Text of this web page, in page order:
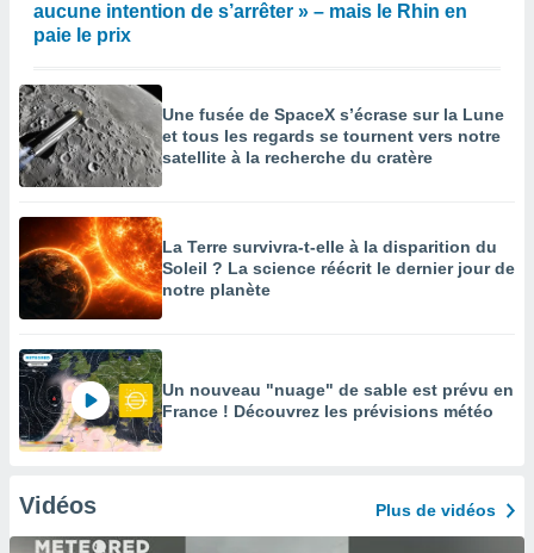
aucune intention de s’arrêter » – mais le Rhin en
paie le prix
Une fusée de SpaceX s’écrase sur la Lune
et tous les regards se tournent vers notre
satellite à la recherche du cratère
La Terre survivra-t-elle à la disparition du
Soleil ? La science réécrit le dernier jour de
notre planète
Un nouveau "nuage" de sable est prévu en
France ! Découvrez les prévisions météo
Vidéos Plus de vidéos